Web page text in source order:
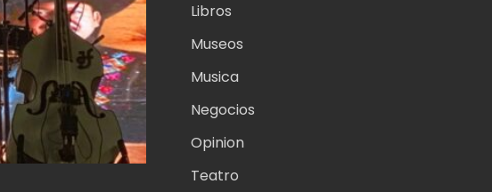
Libros
Museos
Musica
Negocios
Opinion
Teatro